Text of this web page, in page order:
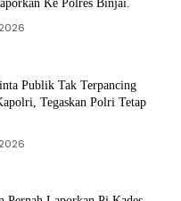
Ke Polres Binjai.
Publik Tak Terpancing
Tegaskan Polri Tetap